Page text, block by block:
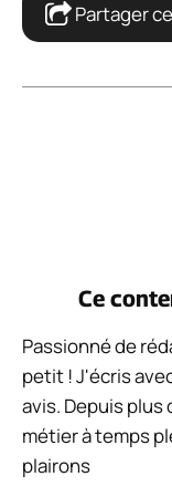
Partager
Ce
Passionné de
petit ! J'écris
avis. Depuis plus
métier à temps
plairons